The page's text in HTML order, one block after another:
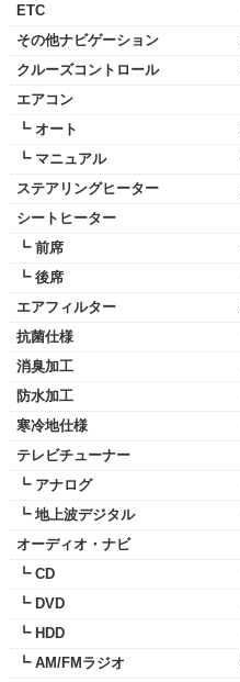
ETC
その他ナビゲーション
クルーズコントロール
エアコン
┗ オート
┗ マニュアル
ステアリングヒーター
シートヒーター
┗ 前席
┗ 後席
エアフィルター
抗菌仕様
消臭加工
防水加工
寒冷地仕様
テレビチューナー
┗ アナログ
┗ 地上波デジタル
オーディオ・ナビ
┗ CD
┗ DVD
┗ HDD
┗ AM/FMラジオ